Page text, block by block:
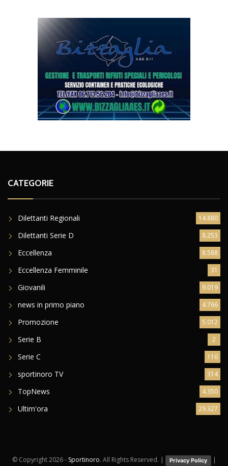
CATEGORIE
Dilettanti Regionali 14.880
Dilettanti Serie D 8.253
Eccellenza 8.588
Eccellenza Femminile 31
Giovanili 9.019
news in primo piano 4.766
Promozione 5.012
Serie B 2
Serie C 116
sportinoro TV 314
TopNews 4.350
Ultim'ora 29.327
© Copyright2026 - Sportinoro. All Rights Reserved. | Privacy Policy |